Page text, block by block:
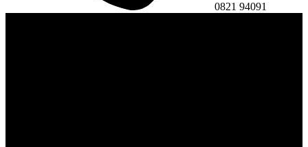
0821 94091